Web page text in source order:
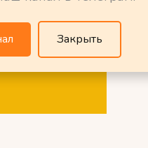
Закрыть